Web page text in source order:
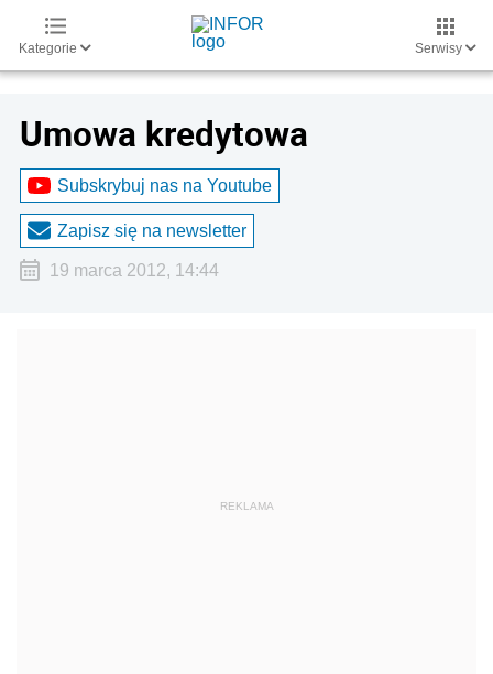
Kategorie Serwisy
Umowa kredytowa
Subskrybuj nas na Youtube
Zapisz się na newsletter
19 marca 2012, 14:44